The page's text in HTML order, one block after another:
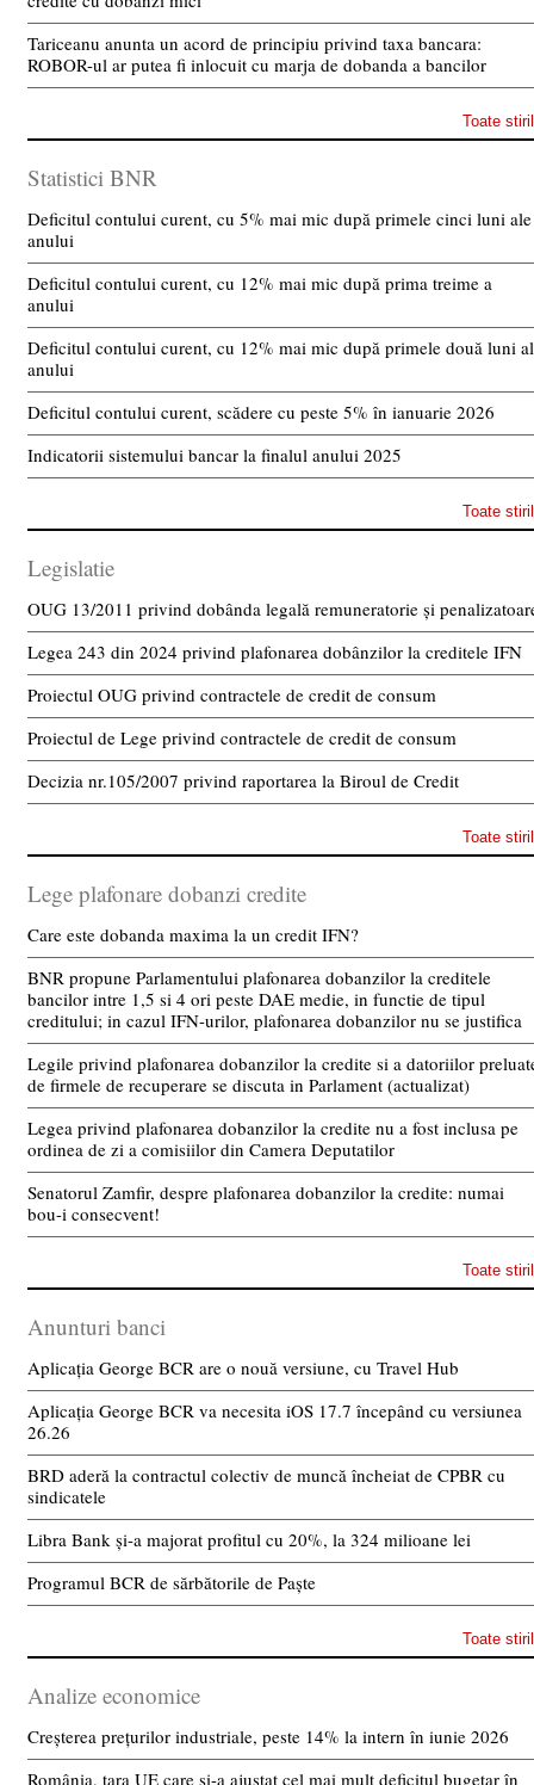
Tariceanu anunta un acord de principiu privind taxa bancara:
ROBOR-ul ar putea fi inlocuit cu marja de dobanda a bancilor
Toate
Statistici BNR
Deficitul contului curent, cu 5% mai mic după primele cinci luni ale
anului
Deficitul contului curent, cu 12% mai mic după prima treime a
anului
Deficitul contului curent, cu 12% mai mic după primele două luni
anului
Deficitul contului curent, scădere cu peste 5% în ianuarie 2026
Indicatorii sistemului bancar la finalul anului 2025
Toate
Legislatie
OUG 13/2011 privind dobânda legală remuneratorie și
Legea 243 din 2024 privind plafonarea dobânzilor la creditele IFN
Proiectul OUG privind contractele de credit de consum
Proiectul de Lege privind contractele de credit de consum
Decizia nr.105/2007 privind raportarea la Biroul de Credit
Toate
Lege plafonare dobanzi credite
Care este dobanda maxima la un credit IFN?
BNR propune Parlamentului plafonarea dobanzilor la creditele
bancilor intre 1,5 si 4 ori peste DAE medie, in functie de tipul
creditului; in cazul IFN-urilor, plafonarea dobanzilor nu se justifica
Legile privind plafonarea dobanzilor la credite si a datoriilor
de firmele de recuperare se discuta in Parlament (actualizat)
Legea privind plafonarea dobanzilor la credite nu a fost inclusa pe
ordinea de zi a comisiilor din Camera Deputatilor
Senatorul Zamfir, despre plafonarea dobanzilor la credite: numai
bou-i consecvent!
Toate
Anunturi banci
Aplicația George BCR are o nouă versiune, cu Travel Hub
Aplicația George BCR va necesita iOS 17.7 începând cu versiunea
26.26
BRD aderă la contractul colectiv de muncă încheiat de CPBR cu
sindicatele
Libra Bank și-a majorat profitul cu 20%, la 324 milioane lei
Programul BCR de sărbătorile de Paște
Toate
Analize economice
Creșterea prețurilor industriale, peste 14% la intern în iunie 2026
România, țara UE care și-a ajustat cel mai mult deficitul bugetar în